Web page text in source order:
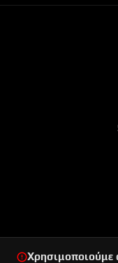
Χρησιμοποιούμε